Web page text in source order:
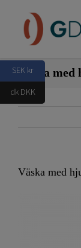
innehållet
Väska med
Väska med
SEK kr
dk DKK